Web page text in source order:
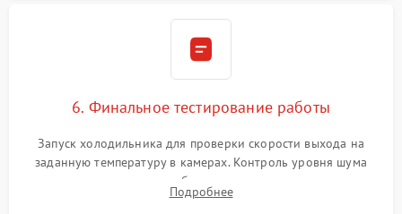
6. Финальное тестирование работы
Запуск холодильника для проверки скорости выхода на
заданную температуру в камерах. Контроль уровня шума
компрессора, отсутствия обмерзания стенок и корректного
срабатывания системы автоматической оттайки.
Подробнее